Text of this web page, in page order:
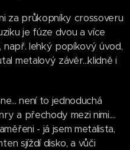
za průkopníky crossoveru
je fúze dvou a více
např. lehký popíkový úvod,
metalový závěr...klidně i
není to jednoduchá
a přechody mezi nimi....
- já jsem metalista,
sjíždí disko, a vůči